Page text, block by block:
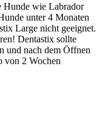
Hunde wie Labrador
unter 4 Monaten
Large nicht geeignet.
Dentastix sollte
und nach dem Öffnen
von 2 Wochen